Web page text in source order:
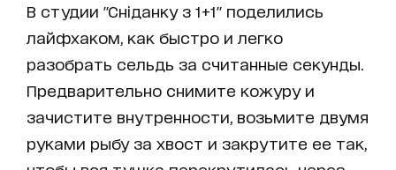
В студии "Сніданку з 1+1" поделились
лайфхаком, как быстро и легко
разобрать сельдь за считанные секунды.
Предварительно снимите кожуру и
зачистите внутренности, возьмите двумя
руками рыбу за хвост и закрутите ее так,